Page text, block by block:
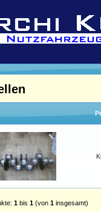
1 bis 1 (von 1 insgesamt)